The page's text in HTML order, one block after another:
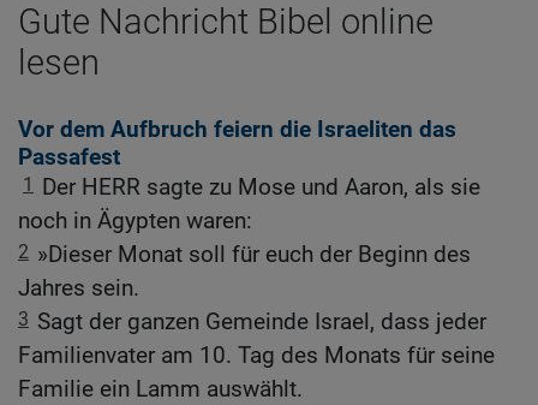
Gute Nachricht Bibel online
lesen
Vor dem Aufbruch feiern die Israeliten das
Passafest
1
Der HERR sagte zu Mose und Aaron, als sie
noch in Ägypten waren:
2 »Dieser Monat soll für euch der Beginn des
Jahres sein.
3 Sagt der ganzen Gemeinde Israel, dass jeder
Familienvater am 10. Tag des Monats für seine
Familie ein Lamm auswählt.